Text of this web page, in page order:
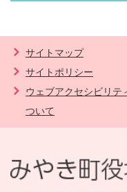
サイトマップ
サイトポリシー
ウェブアクセシビリテ
ついて